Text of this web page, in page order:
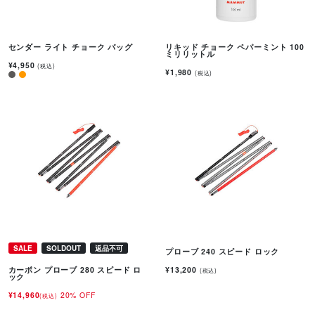
センダー ライト チョーク バッグ
¥4,950(税込)
リキッド チョーク ペパーミント 100
ミリリットル
¥1,980 (税込)
SALE SOLDOUT 返品不可
カーボン プローブ 280 スピード ロ
ック
¥14,960(税込) 20% OFF
プローブ 240 スピード ロック
¥13,200 (税込)